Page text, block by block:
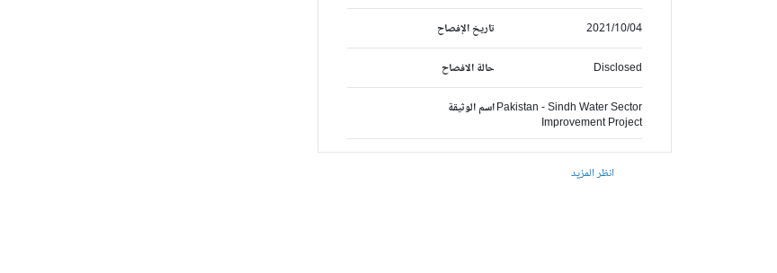
تاريخ الإفصاح 2021/10/04
حالة الافصاح Disclosed
اسم الوثيقةPakistan - Sindh Water Sector
Improvement Project
انظر المزيد